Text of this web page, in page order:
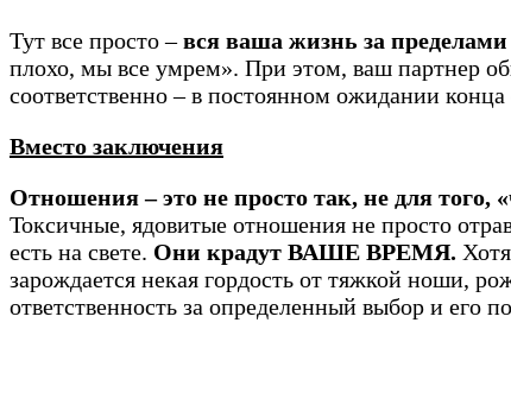
Тут все просто –вся ваша жизнь за
плохо, мы все умрем». При этом, ваш партнер
соответственно – в постоянном ожидании
Вместо заключения
Отношения – это не просто так, не для
Токсичные, ядовитые отношения не просто
есть на свете. Они крадут ВАШЕ ВРЕМЯ.
зарождается некая гордость от тяжкой ноши,
ответственность за определенный выбор и его